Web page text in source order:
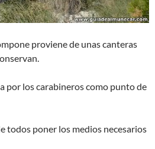
proviene de unas canteras
por los carabineros como punto de
todos poner los medios necesarios